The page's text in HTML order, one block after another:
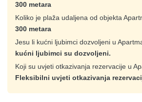
300 metara
Koliko je plaža udaljena od objekta
300 metara
Jesu li kućni ljubimci dozvoljeni u
kućni ljubimci su dozvoljeni.
Koji su uvjeti otkazivanja rezervacije u
Fleksibilni uvjeti otkazivanja